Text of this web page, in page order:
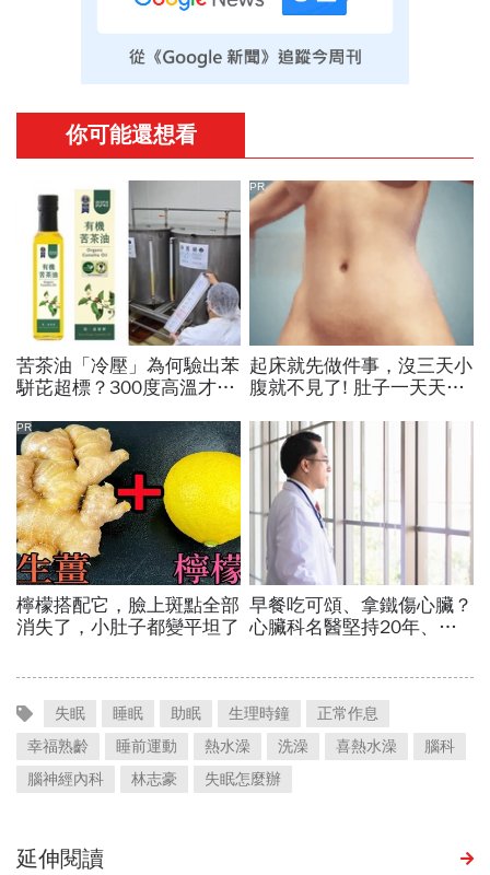
失眠 睡眠 助眠 生理時鐘
正常作息
幸福熟齡
睡前運動 熱水澡 洗澡 喜熱水澡
腦科
腦神經內科
林志豪 失眠怎麼辦
延伸閱讀